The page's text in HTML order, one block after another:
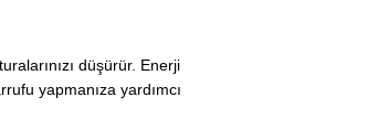
düşürür. Enerji
yapmanıza yardımcı